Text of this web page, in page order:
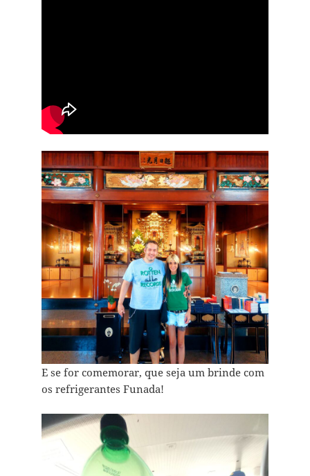
E se for comemorar, que seja um brinde com
os refrigerantes Funada!